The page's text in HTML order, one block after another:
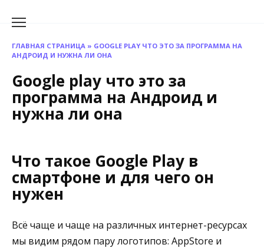
ГЛАВНАЯ СТРАНИЦА » GOOGLE PLAY ЧТО ЭТО ЗА ПРОГРАММА НА
АНДРОИД И НУЖНА ЛИ ОНА
Google play что это за
программа на Андроид и
нужна ли она
Что такое Google Play в
смартфоне и для чего он
нужен
Всё чаще и чаще на различных интернет-ресурсах
мы видим рядом пару логотипов: AppStore и